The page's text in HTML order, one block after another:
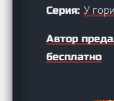
Серия:У
Автор
бесплатно